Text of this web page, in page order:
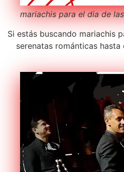
mariachis para el dia de
Si estás buscando mariachis
serenatas románticas